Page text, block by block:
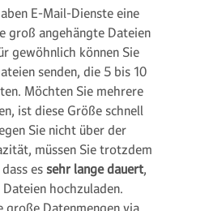
E-Mail-Dienste eine
groß angehängte Dateien
gewöhnlich können Sie
senden, die 5 bis 10
Möchten Sie mehrere
ist diese Größe schnell
Sie nicht über der
müssen Sie trotzdem
es sehr lange dauert,
hochzuladen.
große Datenmengen via